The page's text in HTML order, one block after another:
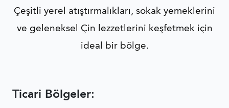
Çeşitli yerel atıştırmalıkları, sokak yemeklerini
ve geleneksel Çin lezzetlerini keşfetmek için
ideal bir bölge.
Ticari Bölgeler: